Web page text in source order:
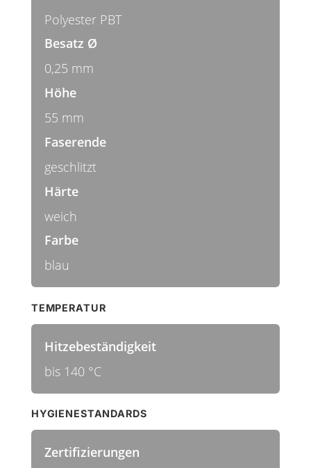
Polyester PBT
Besatz Ø
0,25 mm
Höhe
55 mm
Faserende
geschlitzt
Härte
weich
Farbe
blau
TEMPERATUR
Hitzebeständigkeit
bis 140 °C
HYGIENESTANDARDS
Zertifizierungen